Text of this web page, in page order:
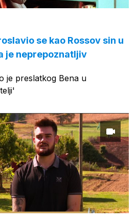
se kao Rossov sin u
je neprepoznatljiv
je preslatkog Bena u